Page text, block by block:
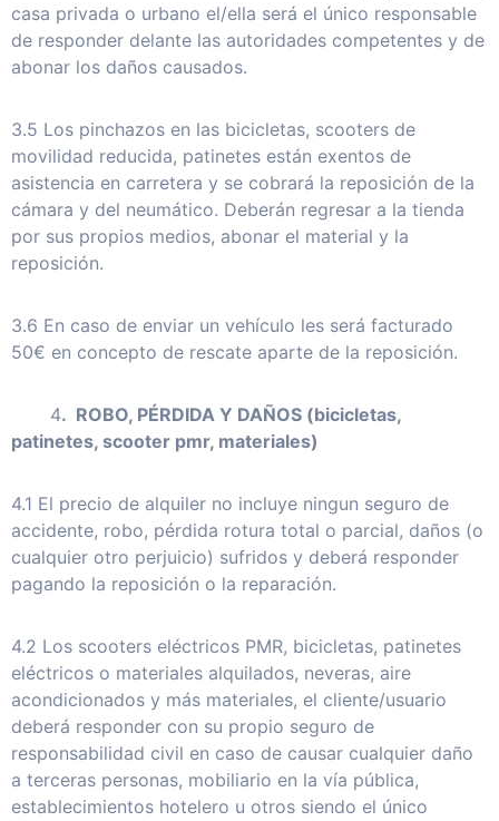
casa privada o urbano el/ella será el único responsable
de responder delante las autoridades competentes y de
abonar los daños causados.
3.5 Los pinchazos en las bicicletas, scooters de
movilidad reducida, patinetes están exentos de
asistencia en carretera y se cobrará la reposición de la
cámara y del neumático. Deberán regresar a la tienda
por sus propios medios, abonar el material y la
reposición.
3.6 En caso de enviar un vehículo les será facturado
50€ en concepto de rescate aparte de la reposición.
4. ROBO, PÉRDIDA Y DAÑOS (bicicletas,
patinetes, scooter pmr, materiales)
4.1 El precio de alquiler no incluye ningun seguro de
accidente, robo, pérdida rotura total o parcial, daños (o
cualquier otro perjuicio) sufridos y deberá responder
pagando la reposición o la reparación.
4.2 Los scooters eléctricos PMR, bicicletas, patinetes
eléctricos o materiales alquilados, neveras, aire
acondicionados y más materiales, el cliente/usuario
deberá responder con su propio seguro de
responsabilidad civil en caso de causar cualquier daño
a terceras personas, mobiliario en la vía pública,
establecimientos hotelero u otros siendo el único